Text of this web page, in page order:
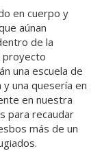
en cuerpo y
aúnan
de la
proyecto
una escuela de
una quesería en
en nuestra
para recaudar
más de un